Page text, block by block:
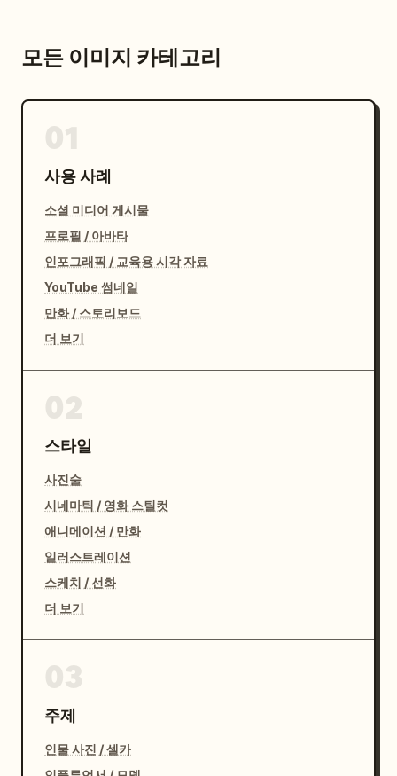
모든 이미지 카테고리
사용 사례
소셜 미디어 게시물
프로필 / 아바타
인포그래픽 / 교육용 시각 자료
YouTube 썸네일
만화 / 스토리보드
더 보기
스타일
사진술
시네마틱 / 영화 스틸컷
애니메이션 / 만화
일러스트레이션
스케치 / 선화
더 보기
주제
인물 사진 / 셀카